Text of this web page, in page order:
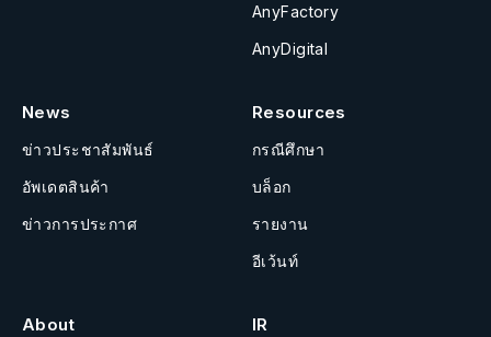
AnyFactory
AnyDigital
News
ข่าวประชาสัมพันธ์
อัพเดตสินค้า
ข่าวการประกาศ
Resources
กรณีศึกษา
บล็อก
รายงาน
อีเว้นท์
About IR